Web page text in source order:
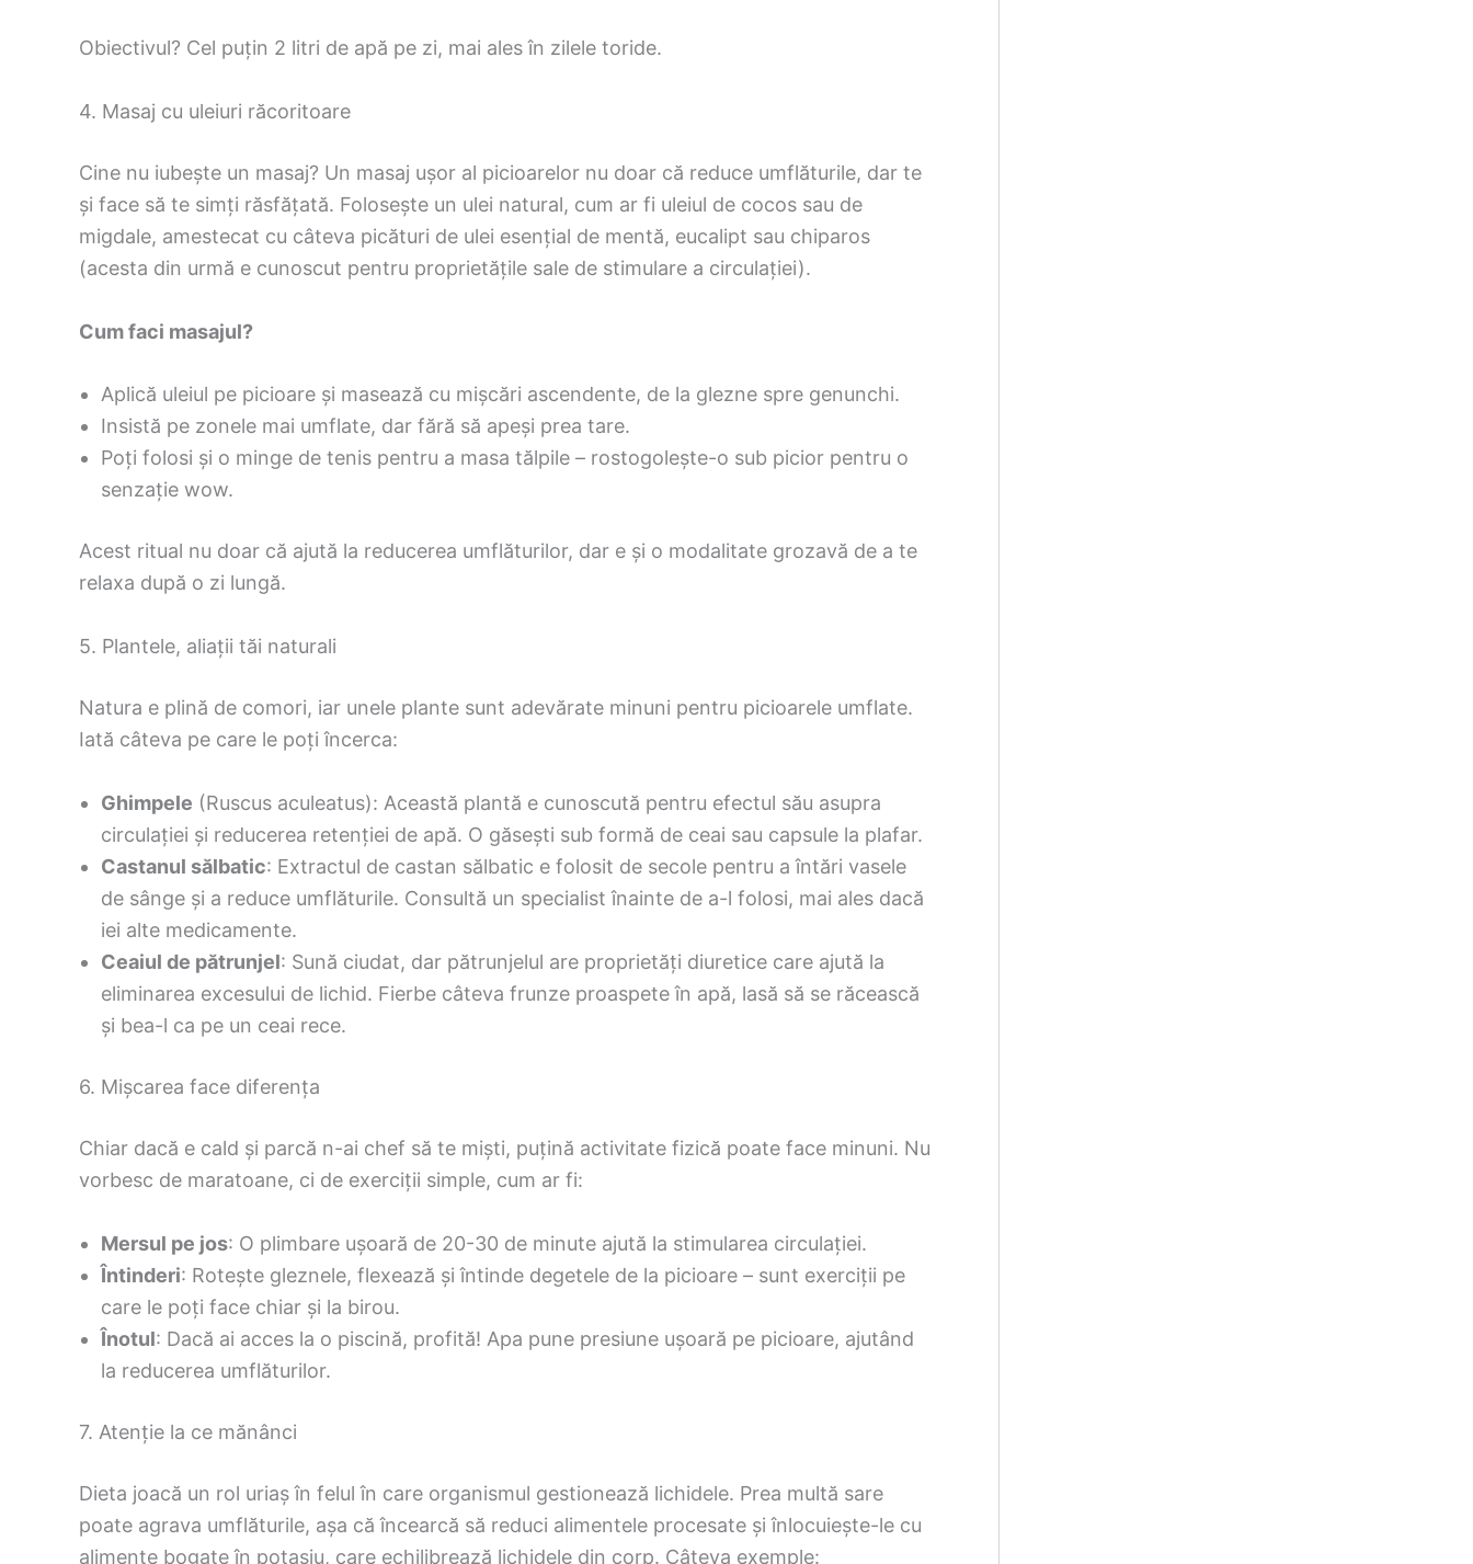
Obiectivul? Cel puțin 2 litri de apă pe zi, mai ales în zilele toride.
4. Masaj cu uleiuri răcoritoare
Cine nu iubește un masaj? Un masaj ușor al picioarelor nu doar că reduce umflăturile, dar te
și face să te simți răsfățată. Folosește un ulei natural, cum ar fi uleiul de cocos sau de
migdale, amestecat cu câteva picături de ulei esențial de mentă, eucalipt sau chiparos
(acesta din urmă e cunoscut pentru proprietățile sale de stimulare a circulației).
Cum faci masajul?
Aplică uleiul pe picioare și masează cu mișcări ascendente, de la glezne spre genunchi.
Insistă pe zonele mai umflate, dar fără să apeși prea tare.
Poți folosi și o minge de tenis pentru a masa tălpile – rostogolește-o sub picior pentru o
senzație wow.
Acest ritual nu doar că ajută la reducerea umflăturilor, dar e și o modalitate grozavă de a te
relaxa după o zi lungă.
5. Plantele, aliații tăi naturali
Natura e plină de comori, iar unele plante sunt adevărate minuni pentru picioarele umflate.
Iată câteva pe care le poți încerca:
Ghimpele (Ruscus aculeatus): Această plantă e cunoscută pentru efectul său asupra
circulației și reducerea retenției de apă. O găsești sub formă de ceai sau capsule la plafar.
Castanul sălbatic: Extractul de castan sălbatic e folosit de secole pentru a întări vasele
de sânge și a reduce umflăturile. Consultă un specialist înainte de a-l folosi, mai ales dacă
iei alte medicamente.
Ceaiul de pătrunjel: Sună ciudat, dar pătrunjelul are proprietăți diuretice care ajută la
eliminarea excesului de lichid. Fierbe câteva frunze proaspete în apă, lasă să se răcească
și bea-l ca pe un ceai rece.
6. Mișcarea face diferența
Chiar dacă e cald și parcă n-ai chef să te miști, puțină activitate fizică poate face minuni. Nu
vorbesc de maratoane, ci de exerciții simple, cum ar fi:
Mersul pe jos: O plimbare ușoară de 20-30 de minute ajută la stimularea circulației.
Întinderi: Rotește gleznele, flexează și întinde degetele de la picioare – sunt exerciții pe
care le poți face chiar și la birou.
Înotul: Dacă ai acces la o piscină, profită! Apa pune presiune ușoară pe picioare, ajutând
la reducerea umflăturilor.
7. Atenție la ce mănânci
Dieta joacă un rol uriaș în felul în care organismul gestionează lichidele. Prea multă sare
poate agrava umflăturile, așa că încearcă să reduci alimentele procesate și înlocuiește-le cu
alimente bogate în potasiu, care echilibrează lichidele din corp. Câteva exemple: